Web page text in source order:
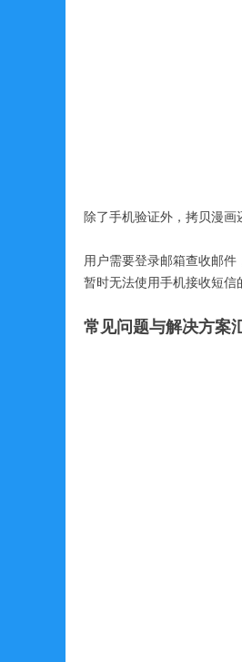
除了手机验证外，拷贝漫
用户需要登录邮箱查收邮
暂时无法使用手机接收短信
常见问题与解决方案